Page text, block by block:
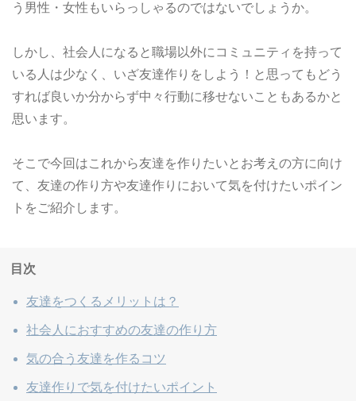
う男性・女性もいらっしゃるのではないでしょうか。
しかし、社会人になると職場以外にコミュニティを持って
いる人は少なく、いざ友達作りをしよう！と思ってもどう
すれば良いか分からず中々行動に移せないこともあるかと
思います。
そこで今回はこれから友達を作りたいとお考えの方に向け
て、友達の作り方や友達作りにおいて気を付けたいポイン
トをご紹介します。
目次
友達をつくるメリットは？
社会人におすすめの友達の作り方
気の合う友達を作るコツ
友達作りで気を付けたいポイント